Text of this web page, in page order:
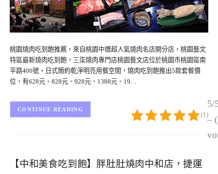
桃園燒肉吃到飽推薦，來自桃園中壢超人氣燒肉名店開分店，桃園藝文
特區最新燒肉吃到飽，三柒燒肉專門店桃園藝文店位於桃園市桃園區南
平路400號，日式簡約乾淨明亮用餐空間，燒肉吃到飽推出5款套餐價
位，有628元、828元、928元、1388元、19…
5/
–
(1)
CONTINUE READING
【中和美食吃到飽】胖肚肚燒肉中和店，捷運